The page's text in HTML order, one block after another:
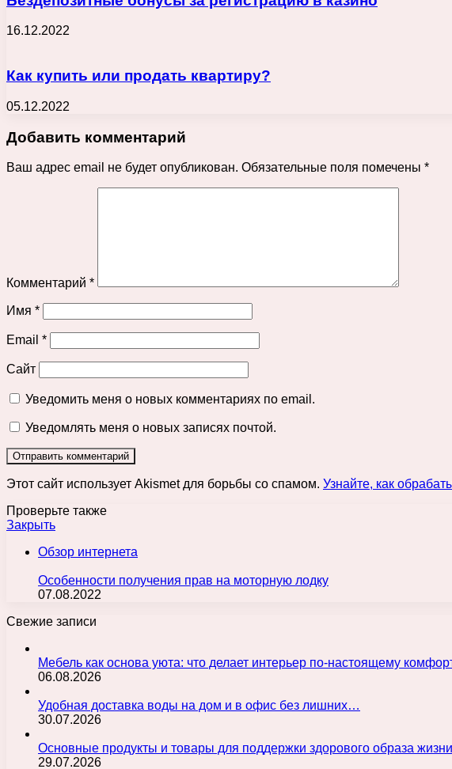
16.12.2022
Как купить или продать квартиру?
05.12.2022
Добавить комментарий
Ваш адрес email не будет опубликован. Обязательные поля помечены *
Комментарий *
Имя *
Email *
Сайт
Уведомить меня о новых комментариях по email.
Уведомлять меня о новых записях почтой.
Этот сайт использует Akismet для борьбы со спамом. Узнайте, как
Проверьте также
Закрыть
Обзор интернета
Особенности получения прав на моторную лодку
07.08.2022
Свежие записи
Мебель как основа уюта: что делает интерьер по-настоящему
06.08.2026
Удобная доставка воды на дом и в офис без лишних…
30.07.2026
Основные продукты и товары для поддержки здорового образа жизни
29.07.2026